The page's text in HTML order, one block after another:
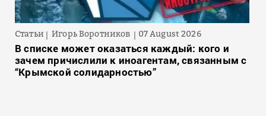
Статьи Игорь Воротников 07 August 2026
В списке может оказаться каждый: кого и
зачем причислили к иноагентам, связанным с
“Крымской солидарностью”